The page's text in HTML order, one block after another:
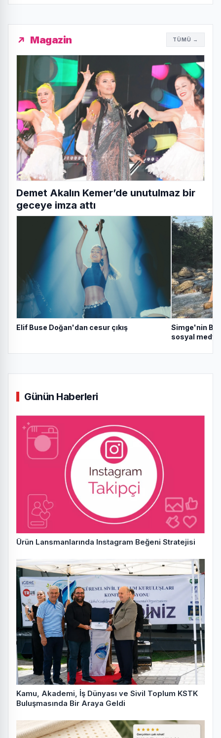
Magazin TÜMÜ →
Demet Akalın Kemer’de unutulmaz bir
geceye imza attı
Elif Buse Doğan'dan cesur çıkış
Simge'nin
sosyal
Günün Haberleri
Ürün Lansmanlarında Instagram Beğeni Stratejisi
Kamu, Akademi, İş Dünyası ve Sivil Toplum KSTK
Buluşmasında Bir Araya Geldi